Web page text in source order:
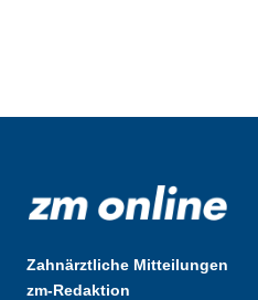
Zahnärztliche Mitteilungen
zm-Redaktion